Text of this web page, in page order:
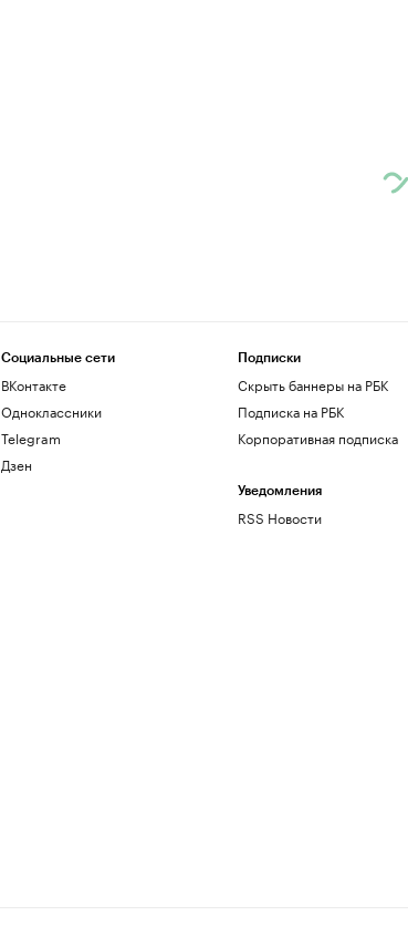
Социальные сети
ВКонтакте
Одноклассники
Telegram
Дзен
Подписки
Скрыть баннеры на РБК
Подписка на РБК
Корпоративная подписка
Уведомления
RSS Новости